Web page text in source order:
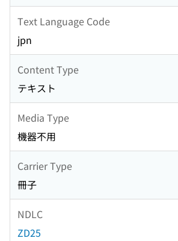
Text Language Code
jpn
Content Type
テキスト
Media Type
機器不用
Carrier Type
冊子
NDLC
ZD25